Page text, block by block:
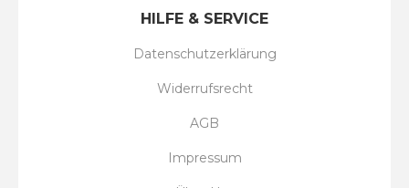
HILFE & SERVICE
Datenschutzerklärung
Widerrufsrecht
AGB
Impressum